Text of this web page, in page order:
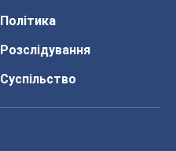
Політика
Розслідування
Суспільство